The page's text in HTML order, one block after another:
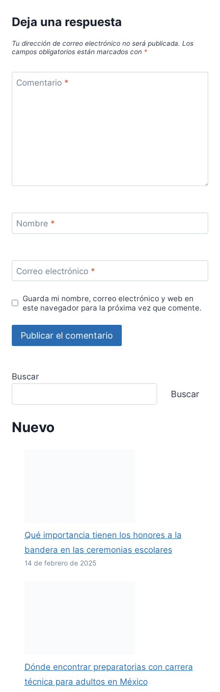
Deja una respuesta
Tu dirección de correo electrónico no será publicada. Los
campos obligatorios están marcados con *
Comentario *
Nombre *
Correo electrónico *
Guarda mi nombre, correo electrónico y web en
este navegador para la próxima vez que comente.
Buscar
Buscar
Nuevo
Qué importancia tienen los honores a la
bandera en las ceremonias escolares
14 de febrero de 2025
Dónde encontrar preparatorias con carrera
técnica para adultos en México